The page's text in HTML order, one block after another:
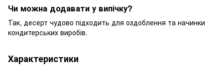
Чи можна додавати у випічку?
Так, десерт чудово підходить для оздоблення та начинки
кондитерських виробів.
Характеристики